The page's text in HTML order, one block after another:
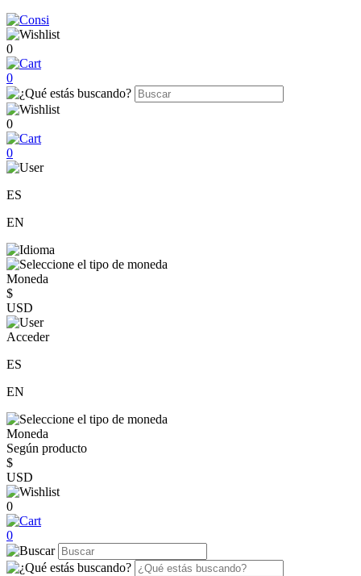
0
0
0
0
ES
EN
Moneda
$
USD
Acceder
ES
EN
Moneda
Según producto
$
USD
0
0